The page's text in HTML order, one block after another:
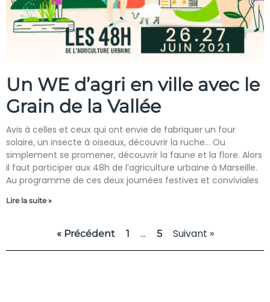
Un WE d’agri en ville avec le
Grain de la Vallée
Avis à celles et ceux qui ont envie de fabriquer un four
solaire, un insecte à oiseaux, découvrir la ruche… Ou
simplement se promener, découvrir la faune et la flore. Alors
il faut participer aux 48h de l’agriculture urbaine à Marseille.
Au programme de ces deux journées festives et conviviales
Lire la suite »
« Précédent 1 … 5 Suivant »